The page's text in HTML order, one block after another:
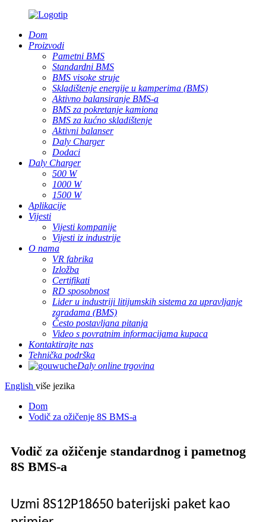
Dom
Proizvodi
Pametni BMS
Standardni BMS
BMS visoke struje
Skladištenje energije u kamperima (BMS)
Aktivno balansiranje BMS-a
BMS za pokretanje kamiona
BMS za kućno skladištenje
Aktivni balanser
Daly Charger
Dodaci
Daly Charger
500 W
1000 W
1500 W
Aplikacije
Vijesti
Vijesti kompanije
Vijesti iz industrije
O nama
VR fabrika
Izložba
Certifikati
RD sposobnost
Lider u industriji litijumskih sistema za upravljanje
zgradama (BMS)
Često postavljana pitanja
Video s povratnim informacijama kupaca
Kontaktirajte nas
Tehnička podrška
Daly online trgovina
English više jezika
Dom
Vodič za ožičenje 8S BMS-a
Vodič za ožičenje standardnog i pametnog
8S BMS-a
Uzmi 8S12P18650 baterijski paket kao